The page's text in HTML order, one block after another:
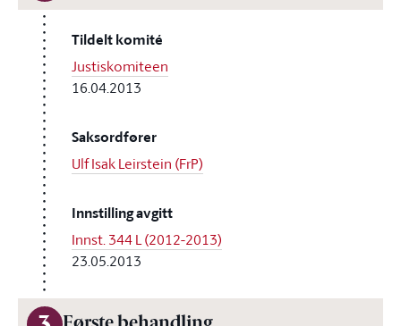
Tildelt komité
Justiskomiteen
16.04.2013
Saksordfører
Ulf Isak Leirstein (FrP)
Innstilling avgitt
Innst. 344 L (2012-2013)
23.05.2013